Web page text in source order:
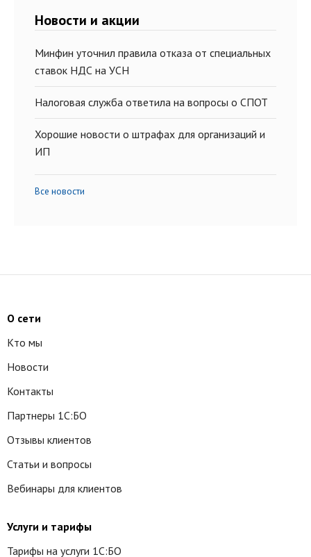
Новости и акции
Минфин уточнил правила отказа от специальных
ставок НДС на УСН
Налоговая служба ответила на вопросы о СПОТ
Хорошие новости о штрафах для организаций и
ИП
Все новости
О сети
Кто мы
Новости
Контакты
Партнеры 1С:БО
Отзывы клиентов
Статьи и вопросы
Вебинары для клиентов
Услуги и тарифы
Тарифы на услуги 1С:БО